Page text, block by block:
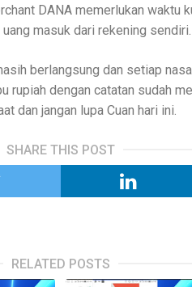
DANA memerlukan waktu
masuk dari rekening sendiri.
berlangsung dan setiap
rupiah dengan catatan sudah
dan jangan lupa Cuan hari ini.
SHARE THIS POST
RELATED POSTS